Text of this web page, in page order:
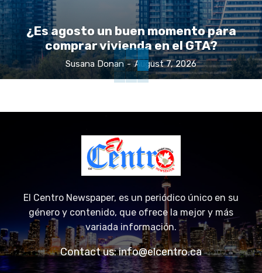
¿Es agosto un buen momento para
comprar vivienda en el GTA?
Susana Donan - August 7, 2026
El Centro Newspaper, es un periódico único en su
género y contenido, que ofrece la mejor y más
variada información.
Contact us:info@elcentro.ca